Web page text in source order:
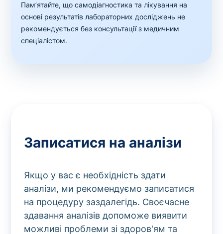
Пам’ятайте, що самодіагностика та лікування на
основі результатів лабораторних досліджень не
рекомендується без консультації з медичним
спеціалістом.
Записатися на аналізи
Якщо у вас є необхідність здати
аналізи, ми рекомендуємо записатися
на процедуру заздалегідь. Своєчасне
здавання аналізів допоможе виявити
можливі проблеми зі здоров'ям та